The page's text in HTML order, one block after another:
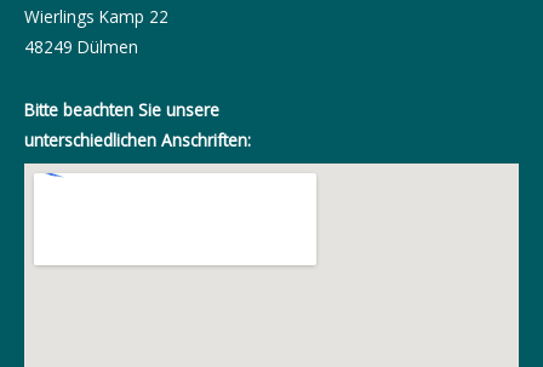
Wierlings Kamp 22
48249 Dülmen
Bitte beachten Sie unsere
unterschiedlichen Anschriften: